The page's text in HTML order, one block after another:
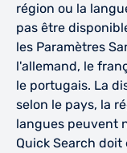
région ou la
pas être
les Paramètres
l'allemand, le
le portugais. La
selon le pays, la
langues peuvent
Quick Search